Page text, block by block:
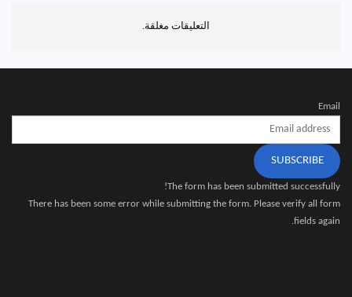
التعليقات مغلقة.
Email
SUBSCRIBE
The form has been submitted successfully!
There has been some error while submitting the form. Please verify all form
fields again.